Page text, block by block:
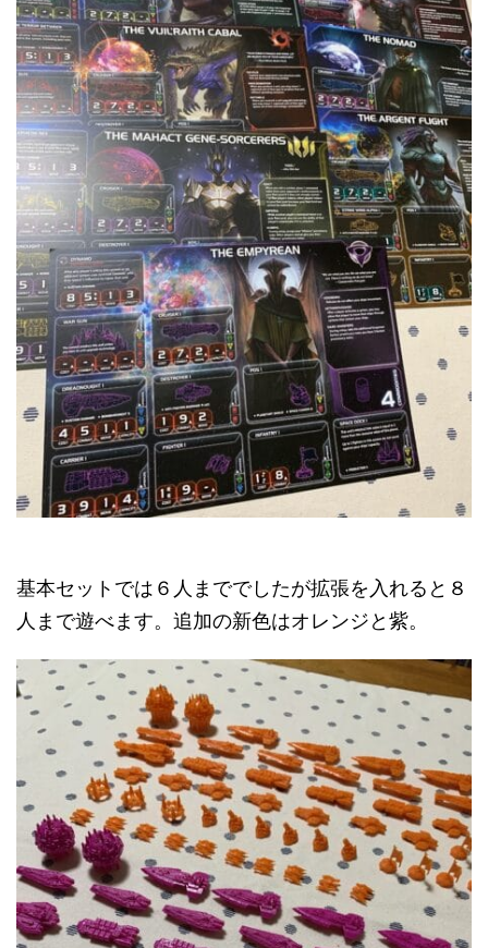
基本セットでは６人まででしたが拡張を入れると８
人まで遊べます。追加の新色はオレンジと紫。